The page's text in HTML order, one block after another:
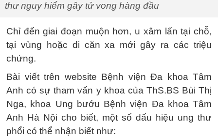
thư nguy hiểm gây tử vong hàng đầu
Chỉ đến giai đoạn muộn hơn, u xâm lấn tại chỗ,
tại vùng hoặc di căn xa mới gây ra các triệu
chứng.
Bài viết trên website Bệnh viện Đa khoa Tâm
Anh có sự tham vấn y khoa của ThS.BS Bùi Thị
Nga, khoa Ung bướu Bệnh viện Đa khoa Tâm
Anh Hà Nội cho biết, một số dấu hiệu ung thư
phổi có thể nhận biết như: